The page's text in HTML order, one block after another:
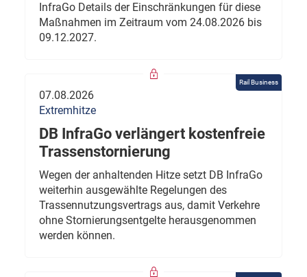
InfraGo Details der Einschränkungen für diese
Maßnahmen im Zeitraum vom 24.08.2026 bis
09.12.2027.
Rail Business
07.08.2026
Extremhitze
DB InfraGo verlängert kostenfreie
Trassenstornierung
Wegen der anhaltenden Hitze setzt DB InfraGo
weiterhin ausgewählte Regelungen des
Trassennutzungsvertrags aus, damit Verkehre
ohne Stornierungsentgelte herausgenommen
werden können.